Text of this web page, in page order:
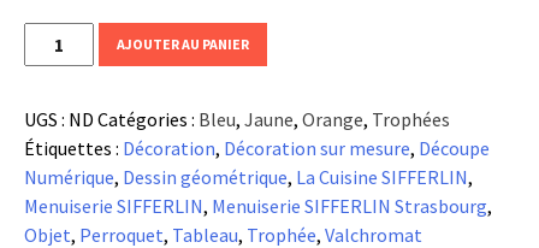
quantité
de
Trophée
Perroquet
-
orange
AJOUTER AU PANIER
UGS : ND Catégories : Bleu, Jaune, Orange, Trophées
Étiquettes : Décoration, Décoration sur mesure, Découpe
Numérique, Dessin géométrique, La Cuisine SIFFERLIN,
Menuiserie SIFFERLIN, Menuiserie SIFFERLIN Strasbourg,
Objet, Perroquet, Tableau, Trophée, Valchromat